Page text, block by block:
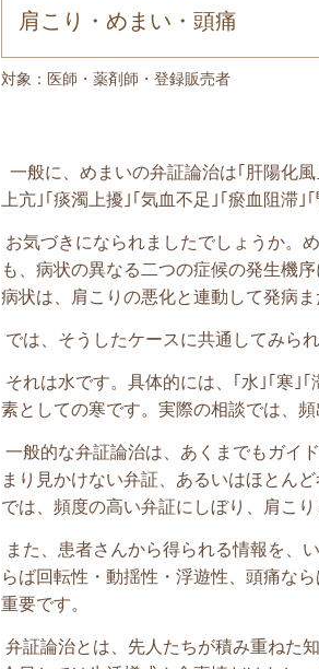
肩こり・めまい・頭痛
対象：医師・薬剤師・登録販売者
一般に、めまいの弁証論治は｢肝陽化
上亢｣｢痰濁上擾｣｢気血不足｣｢瘀血阻滞｣
お気づきになられましたでしょうか。
も、病状の異なる二つの症候の発生機
病状は、肩こりの悪化と連動して発病
では、そうしたケースに共通してみら
それは水です。具体的には、｢水｣｢寒｣
素としての寒です。実際の相談では、頻
一般的な弁証論治は、あくまでもガイ
まり見かけない弁証、あるいはほとん
では、頻度の高い弁証にしぼり、肩こ
また、患者さんから得られる情報を、
らば回転性・ 動揺性・ 浮遊性、頭痛な
重要です。
弁証論治とは、先人たちが積み重ねた